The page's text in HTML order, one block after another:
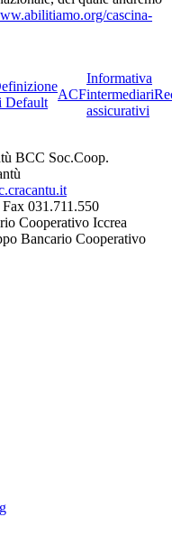
cascina-
Default
ACF
Informativa
intermediari
assicurativi
BCC Soc.Coop.
Fax 031.711.550
Cooperativo Iccrea
Bancario Cooperativo